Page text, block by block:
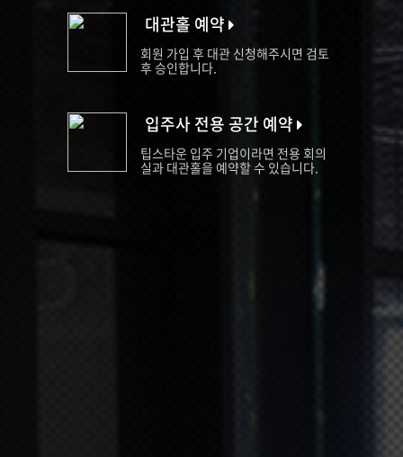
대관홀 예약
회원 가입 후 대관 신청해주시면 검토
후 승인합니다.
입주사 전용 공간 예약
팁스타운 입주 기업이라면 전용 회의
실과 대관홀을 예약할 수 있습니다.